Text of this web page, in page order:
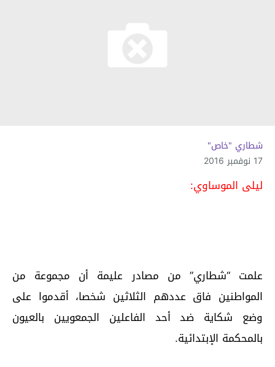
شطاري "خاص"
17 نوفمبر 2016
ليلى الموساوي:
علمت “شطاري” من مصادر عليمة أن مجموعة من
المواطنين فاق عددهم الثلاثين شخصا، أقدموا على
وضع شكاية ضد أحد الفاعلين الجمعويين بالعيون
بالمحكمة الإبتدائية.